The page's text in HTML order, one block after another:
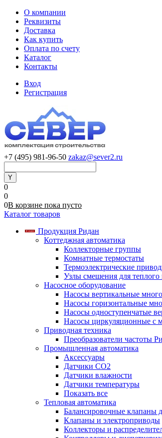
О компании
Реквизиты
Доставка
Как купить
Оплата по счету
Каталог
Контакты
Вход
Регистрация
+7 (495) 981-96-50 zakaz@sever2.ru
0
0
0В корзине пока пусто
Каталог товаров
Продукция Ридан
Коттеджная автоматика
Коллекторные группы
Комнатные термостаты
Термоэлектрические
Узлы смешения для теплого
Насосное оборудование
Насосы вертикальные
Насосы горизонтальные
Насосы одноступенчатые
Насосы циркуляционные с
Приводная техника
Преобразователи частоты
Промышленная автоматика
Аксессуары
Датчики CO2
Датчики влажности
Датчики температуры
Показать все
Тепловая автоматика
Балансировочные клапаны
Клапаны и электроприводы
Коллекторы и